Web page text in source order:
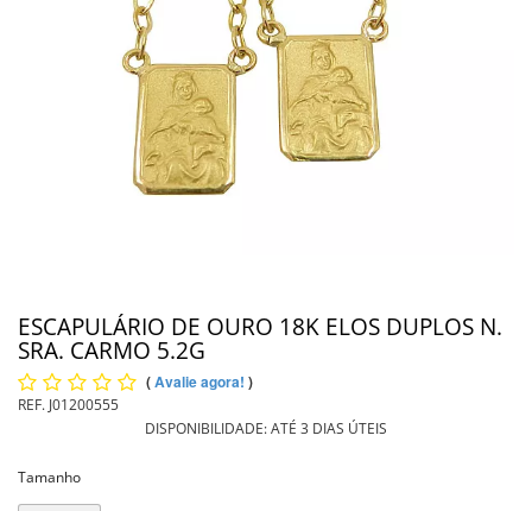
PINGENTE DE OURO
ESCAPULÁRIO DE OURO 18K ELOS DUPLOS N.
SRA. CARMO 5.2G
(Avalie agora! )
REF. J01200555
DISPONIBILIDADE:ATÉ 3 DIAS ÚTEIS
Tamanho